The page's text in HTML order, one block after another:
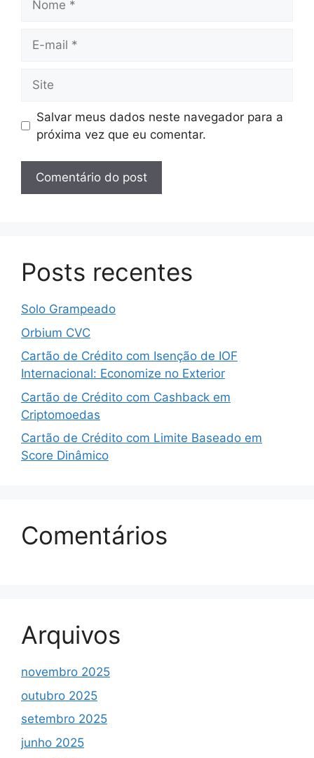
mail
Salvar meus dados neste navegador para a
próxima vez que eu comentar.
Posts recentes
Solo Grampeado
Orbium CVC
Cartão de Crédito com Isenção de IOF
Internacional: Economize no Exterior
Cartão de Crédito com Cashback em
Criptomoedas
Cartão de Crédito com Limite Baseado em
Score Dinâmico
Comentários
Arquivos
novembro 2025
outubro 2025
setembro 2025
junho 2025